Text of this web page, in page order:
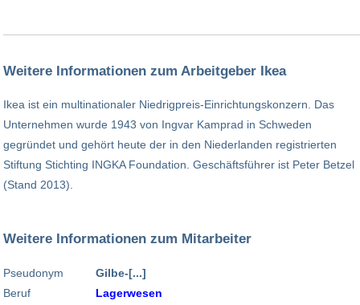
Weitere Informationen zum Arbeitgeber Ikea
Ikea ist ein multinationaler Niedrigpreis-Einrichtungskonzern. Das
Unternehmen wurde 1943 von Ingvar Kamprad in Schweden
gegründet und gehört heute der in den Niederlanden registrierten
Stiftung Stichting INGKA Foundation. Geschäftsführer ist Peter Betzel
(Stand 2013).
Weitere Informationen zum Mitarbeiter
Pseudonym
Beruf
Gilbe-[...]
Lagerwesen